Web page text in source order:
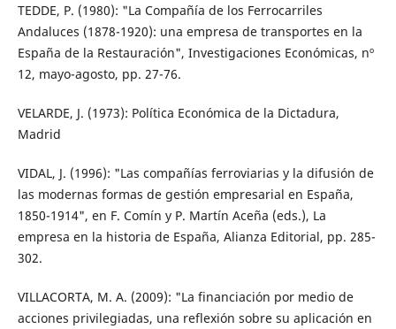
TEDDE, P. (1980): "La Compañía de los Ferrocarriles
Andaluces (1878-1920): una empresa de transportes en la
España de la Restauración", Investigaciones Económicas, nº
12, mayo-agosto, pp. 27-76.
VELARDE, J. (1973): Política Económica de la Dictadura,
Madrid
VIDAL, J. (1996): "Las compañías ferroviarias y la difusión de
las modernas formas de gestión empresarial en España,
1850-1914", en F. Comín y P. Martín Aceña (eds.), La
empresa en la historia de España, Alianza Editorial, pp. 285-
302.
VILLACORTA, M. A. (2009): "La financiación por medio de
acciones privilegiadas, una reflexión sobre su aplicación en